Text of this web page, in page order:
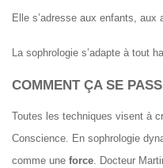
Elle s’adresse aux enfants, aux
La sophrologie s’adapte à tout
COMMENT ÇA SE
Toutes les techniques visent à
Conscience. En sophrologie
comme une force. Docteur